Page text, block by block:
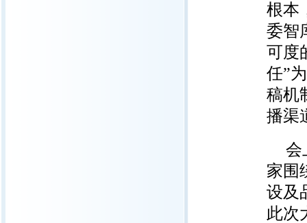
根本
委智
可度
任”
稿机
播渠
会
家围
设及
此次